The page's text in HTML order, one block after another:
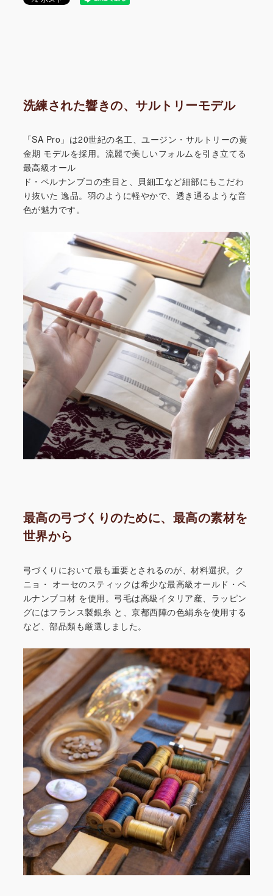
洗練された響きの、サルトリーモデル
「SA Pro」は20世紀の名工、ユージン・サルトリーの黄
金期 モデルを採用。流麗で美しいフォルムを引き立てる
最高級オール
ド・ペルナンブコの杢目と、貝細工など細部にもこだわ
り抜いた 逸品。羽のように軽やかで、透き通るような音
色が魅力です。
最高の弓づくりのために、最高の素材を
世界から
弓づくりにおいて最も重要とされるのが、材料選択。ク
ニョ・ オーセのスティックは希少な最高級オールド・ペ
ルナンブコ材 を使用。弓毛は高級イタリア産、ラッピン
グにはフランス製銀糸 と、京都西陣の色絹糸を使用する
など、部品類も厳選しました。